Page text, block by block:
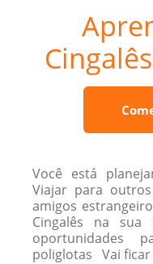
Cingalês
Você está
Viajar para
amigos
Cingalês na sua
oportunidades
poliglotas Vai ficar